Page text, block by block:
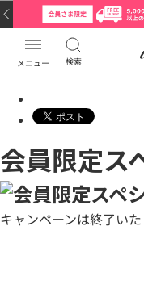
メニュー 検索
会員限定ス
キャンペーンは終了いた